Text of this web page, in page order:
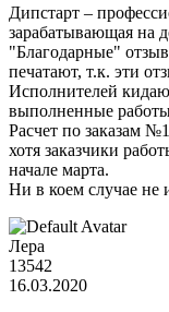
Дипстарт –
зарабатывающая на
"Благодарные"
печатают, т.к. эти
Исполнителей
выполненные
Расчет по заказам
хотя заказчики
начале марта.
Ни в коем случае не
Лера
13542
16.03.2020